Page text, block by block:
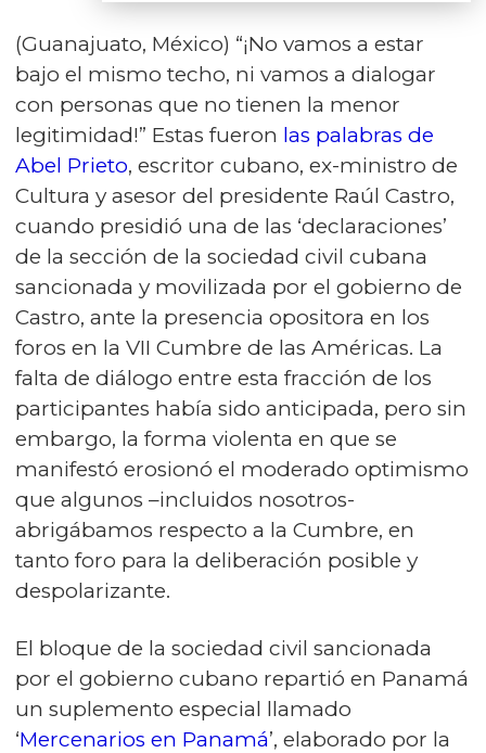
(Guanajuato, México) “¡No vamos a estar
bajo el mismo techo, ni vamos a dialogar
con personas que no tienen la menor
legitimidad!” Estas fueron las palabras de
Abel Prieto, escritor cubano, ex-ministro de
Cultura y asesor del presidente Raúl Castro,
cuando presidió una de las ‘declaraciones’
de la sección de la sociedad civil cubana
sancionada y movilizada por el gobierno de
Castro, ante la presencia opositora en los
foros en la VII Cumbre de las Américas. La
falta de diálogo entre esta fracción de los
participantes había sido anticipada, pero sin
embargo, la forma violenta en que se
manifestó erosionó el moderado optimismo
que algunos –incluidos nosotros-
abrigábamos respecto a la Cumbre, en
tanto foro para la deliberación posible y
despolarizante.
El bloque de la sociedad civil sancionada
por el gobierno cubano repartió en Panamá
un suplemento especial llamado
‘Mercenarios en Panamá’, elaborado por la